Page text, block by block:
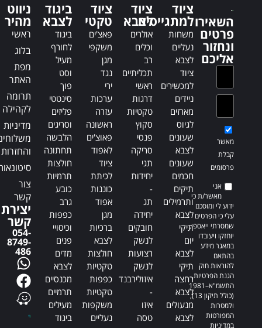
t
i
v
e
t
i
השאירו
פרטים
ונחזור
אליכם
מאשר
קבלת
פרסומים
אני
מאשר/ת כי
ידוע לי ומוסכם
עלי כי הפרטים
שמסרתי ייאספו,
יוחזקו ויעובדו
במאגר מידע
בהתאם
להוראות חוק
הגנת הפרטיות,
התשמ"א–1981
(כולל תיקון 13),
ולמטרות
המפורטות
במדיניות
ציוד
למתגייסים
משחות
נעליים
לצבא
ציוד
למכשירים
ניידים
מארזים
לגיוס
שעונים
לצבא
שעונים
חכמים
תיקים
ותרמילים
לצבא
תיקי
יום
לצבא
תיקי
רחצה
לצבא
מנעולים
לצבא
ציוד
לצבא
אולרים
וכלים
רב
תכליתיים
ראשי
דרגות
טקטיות
סקוץ
פנסי
סריקה
תגי
יחידות
-
תג
יחידה
חובקים
לנשק
רצועות
לנשק
איזולירבנד
-
איזו
טסה
ציוד
טקטי
פאצ'ים
משקפי
מגן
נגד
ירי
ערכות
עזרה
ראשונה
פאוצ'ים
לאפוד
ציוד
לכיתת
כוננות
אפוד
מגן
ברכיות
לצבא
חולצות
טקטיות
כפפות
טקטיות
משקפות
נעליים
ביגוד
לצבא
ביגוד
לחורף
מעיל
וסט
פוך
סינטטי
פליזים
וסריגים
הלבשה
תחתונה
חולצות
תרמיות
כובע
גרב
כפפות
וכיסויי
פנים
מדים
לצבא
מכנסיים
תרמיים
מעילים
ביגוד
ניווט
מהיר
ראשי
בלוג
מפת
האתר
תרומה
לקהילה
מדיניות
והחזרות
צור
קשר
יצירת
קשר
054-
8749-
486